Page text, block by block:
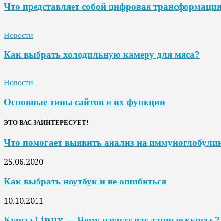
Что представляет собой цифровая
Новости
Как выбрать холодильную камеру для мяса?
Новости
Основные типы сайтов и их функции
ЭТО ВАС ЗАИНТЕРЕСУЕТ!
Что помогает выявить анализ на
25.06.2020
Как выбрать ноутбук и не ошибиться
10.10.2011